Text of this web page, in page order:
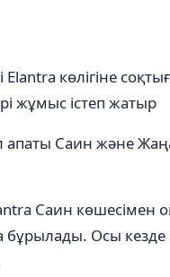
көлігіне
жұмыс істеп жатыр
апаты Саин және
Саин көшесімен
Осы кезде